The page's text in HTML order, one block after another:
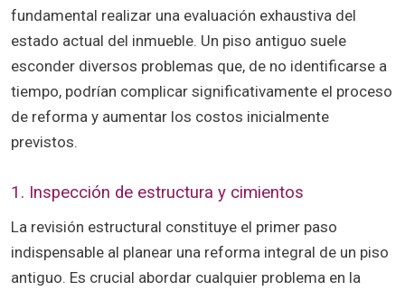
fundamental realizar una evaluación exhaustiva del
estado actual del inmueble. Un piso antiguo suele
esconder diversos problemas que, de no identificarse a
tiempo, podrían complicar significativamente el proceso
de reforma y aumentar los costos inicialmente
previstos.
1. Inspección de estructura y cimientos
La revisión estructural constituye el primer paso
indispensable al planear una reforma integral de un piso
antiguo. Es crucial abordar cualquier problema en la